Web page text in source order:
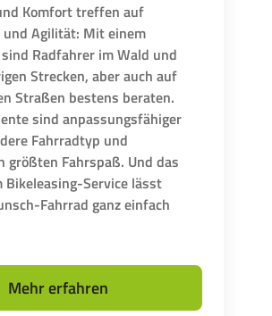
Komfort treffen auf
Agilität: Mit einem
Radfahrer im Wald und
Strecken, aber auch auf
Straßen bestens beraten.
sind anpassungsfähiger
Fahrradtyp und
größten Fahrspaß. Und das
Bikeleasing-Service lässt
Fahrrad ganz einfach
Mehr erfahren